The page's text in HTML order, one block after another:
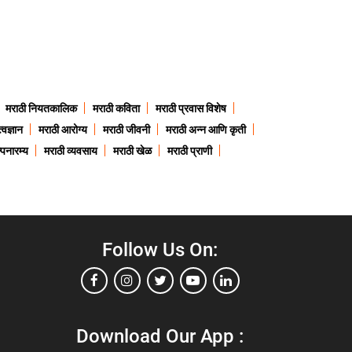
मराठी नियतकालिक मराठी कविता
मराठी प्रवास विशेष
मराठी आरोग्य मराठी जीवनी
मराठी अन्न आणि कृती
मराठी व्यवसाय मराठी खेळ मराठी प्राणी
Follow Us On:
Download Our App :